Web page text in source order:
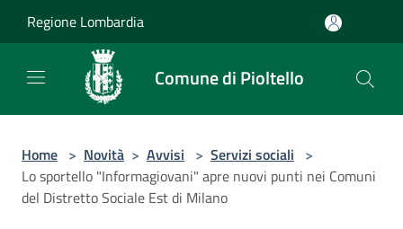
Regione Lombardia
Comune di Pioltello
Home > Novità > Avvisi > Servizi sociali >
Lo sportello "Informagiovani" apre nuovi punti nei Comuni
del Distretto Sociale Est di Milano